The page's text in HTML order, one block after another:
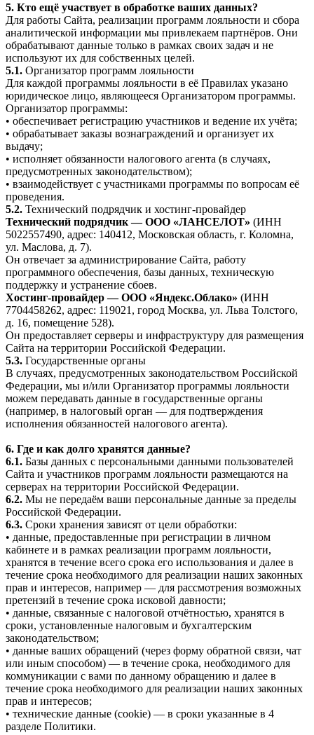
5. Кто ещё участвует в обработке ваших данных?
Для работы Сайта, реализации программ лояльности и сбора
аналитической информации мы привлекаем партнёров. Они
обрабатывают данные только в рамках своих задач и не
используют их для собственных целей.
5.1. Организатор программ лояльности
Для каждой программы лояльности в её Правилах указано
юридическое лицо, являющееся Организатором программы.
Организатор программы:
• обеспечивает регистрацию участников и ведение их учёта;
• обрабатывает заказы вознаграждений и организует их
выдачу;
• исполняет обязанности налогового агента (в случаях,
предусмотренных законодательством);
• взаимодействует с участниками программы по вопросам её
проведения.
5.2. Технический подрядчик и хостинг-провайдер
Технический подрядчик — ООО «ЛАНСЕЛОТ» (ИНН
5022557490, адрес: 140412, Московская область, г. Коломна,
ул. Маслова, д. 7).
Он отвечает за администрирование Сайта, работу
программного обеспечения, базы данных, техническую
поддержку и устранение сбоев.
Хостинг-провайдер — ООО «Яндекс.Облако» (ИНН
7704458262, адрес: 119021, город Москва, ул. Льва Толстого,
д. 16, помещение 528).
Он предоставляет серверы и инфраструктуру для размещения
Сайта на территории Российской Федерации.
5.3. Государственные органы
В случаях, предусмотренных законодательством Российской
Федерации, мы и/или Организатор программы лояльности
можем передавать данные в государственные органы
(например, в налоговый орган — для подтверждения
исполнения обязанностей налогового агента).
6. Где и как долго хранятся данные?
6.1. Базы данных с персональными данными пользователей
Сайта и участников программ лояльности размещаются на
серверах на территории Российской Федерации.
6.2. Мы не передаём ваши персональные данные за пределы
Российской Федерации.
6.3. Сроки хранения зависят от цели обработки:
• данные, предоставленные при регистрации в личном
кабинете и в рамках реализации программ лояльности,
хранятся в течение всего срока его использования и далее в
течение срока необходимого для реализации наших законных
прав и интересов, например — для рассмотрения возможных
претензий в течение срока исковой давности;
• данные, связанные с налоговой отчётностью, хранятся в
сроки, установленные налоговым и бухгалтерским
законодательством;
• данные ваших обращений (через форму обратной связи, чат
или иным способом) — в течение срока, необходимого для
коммуникации с вами по данному обращению и далее в
течение срока необходимого для реализации наших законных
прав и интересов;
• технические данные (cookie) — в сроки указанные в 4
разделе Политики.